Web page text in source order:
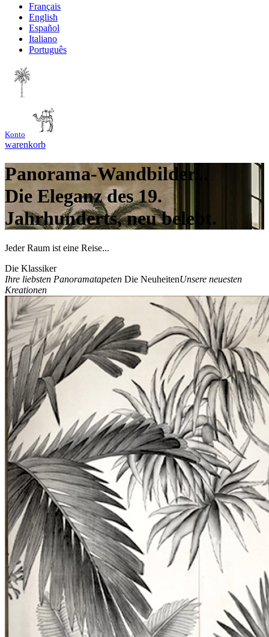
Français
English
Español
Italiano
Português
Konto
warenkorb
Panorama-Wandbilder...
Die Eleganz des 19.
Jahrhunderts, neu belebt.
Jeder Raum ist eine Reise...
Die Klassiker
Ihre liebsten Panoramatapeten Die NeuheitenUnsere neuesten
Kreationen